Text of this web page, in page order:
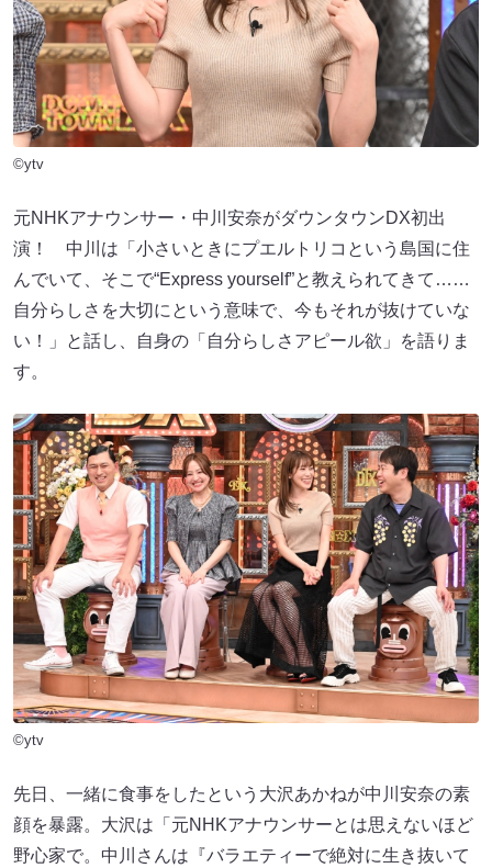
©ytv
元NHKアナウンサー・中川安奈がダウンタウンDX初出
演！ 中川は「小さいときにプエルトリコという島国に住
んでいて、そこで“Express yourself”と教えられてきて……
自分らしさを大切にという意味で、今もそれが抜けていな
い！」と話し、自身の「自分らしさアピール欲」を語りま
す。
©ytv
先日、一緒に食事をしたという大沢あかねが中川安奈の素
顔を暴露。大沢は「元NHKアナウンサーとは思えないほど
野心家で。中川さんは『バラエティーで絶対に生き抜いて